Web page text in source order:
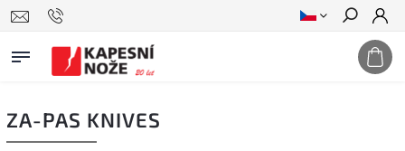
Hledat
ZA-PAS KNIVES